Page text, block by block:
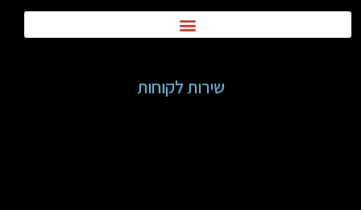
שירות לקוחות